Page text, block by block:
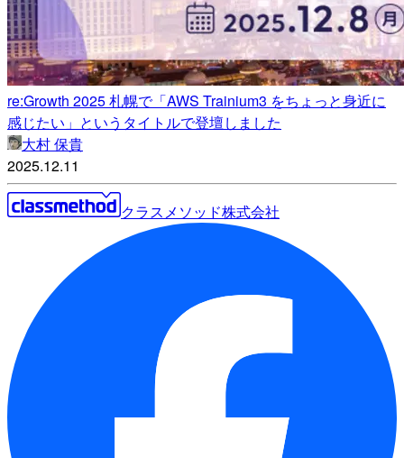
re:Growth 2025 札幌で「AWS Trainium3 をちょっと身近に
感じたい」というタイトルで登壇しました
大村 保貴
2025.12.11
クラスメソッド株式会社